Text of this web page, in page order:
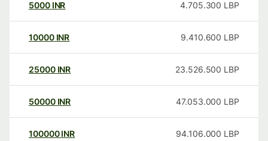
5000 INR 4.705.300 LBP
10000 INR 9.410.600 LBP
25000 INR 23.526.500 LBP
50000 INR 47.053.000 LBP
100000 INR 94.106.000 LBP